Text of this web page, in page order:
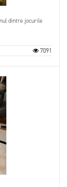
dintre jocurile
7091